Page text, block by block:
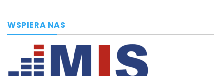
WSPIERA NAS